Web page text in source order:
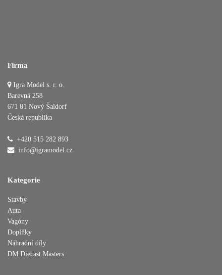
Firma
Igra Model s. r. o.
Barevná 258
671 81 Nový Šaldorf
Česká republika
+420 515 282 893
info@igramodel.cz
Kategorie
Stavby
Auta
Vagóny
Doplňky
Náhradní díly
DM Diecast Masters